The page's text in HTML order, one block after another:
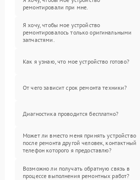
ремонтировали при мне.
Я хочу, чтобы мое устройство
ремонтировалось только оригинальными
запчастями.
Как я узнаю, что мое устройство готово?
От чего зависит срок ремонта техники?
Диагностика проводится бесплатно?
Может ли вместо меня принять устройство
после ремонта другой человек, контактный
телефон которого я предоставлю?
Возможно ли получать обратную связь в
процессе выполнения ремонтных работ?